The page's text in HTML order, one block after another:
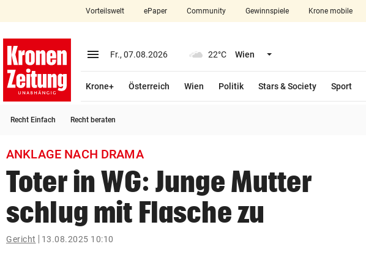
closeSchließen
account_circle Anmelden
arrow_right
bookmark
search
Suchbegriff
eingeben
Vorteilswelt ePaper Community Gewinnspiele Krone mobile
menu Menü aufklappen
Fr., 07.08.2026 22°C Wien Menü aufklappen
Krone+ Österreich Wien Politik Stars & Society Sport
Recht Einfach Recht beraten
ANKLAGE NACH DRAMA
Toter in WG: Junge Mutter
schlug mit Flasche zu
Gericht 13.08.2025 10:10